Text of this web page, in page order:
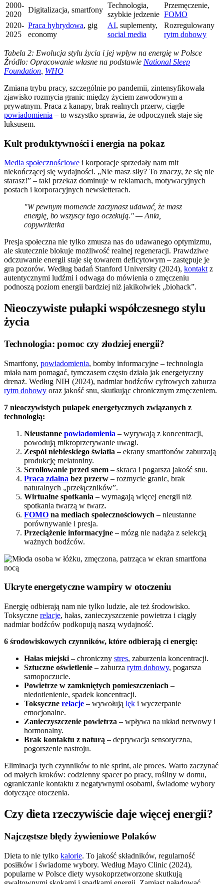
2000-
2020
Digitalizacja, smartfony
Technologia,
szybkie jedzenie
Przemęczenie,
FOMO
2020-
2025
Praca hybrydowa, gig
economy
AI, suplementy,
social media
Rozregulowany
rytm dobowy
Tabela 2: Ewolucja stylu życia i jej wpływ na energię w Polsce
Źródło: Opracowanie własne na podstawie National Sleep
Foundation WHO
Zmiana trybu pracy, szczególnie po pandemii, zintensyfikowała
zjawisko rozmycia granic między życiem zawodowym a
prywatnym. Praca z kanapy, brak realnych przerw, ciągłe
powiadomienia – to wszystko sprawia, że odpoczynek staje się
luksusem.
Kult produktywności i energia na pokaz
Media społecznościowe i korporacje sprzedały nam mit
niekończącej się wydajności. „Nie masz siły? To znaczy, że się nie
starasz!” – taki przekaz dominuje w reklamach, motywacyjnych
postach i korporacyjnych newsletterach.
"W pewnym momencie zaczynasz udawać, że masz
energię, bo wszyscy tego oczekują." — Ania,
copywriterka
Presja społeczna nie tylko zmusza nas do udawanego optymizmu,
ale skutecznie blokuje możliwość realnej regeneracji. Prawdziwe
odczuwanie energii staje się towarem deficytowym – zastępuje je
gra pozorów. Według badań Stanford University (2024), kontakt z
autentycznymi ludźmi i odwaga do mówienia o zmęczeniu
podnoszą poziom energii bardziej niż jakikolwiek „biohack”.
Nieoczywiste pułapki współczesnego stylu
życia
Technologia: pomoc czy złodziej energii?
Smartfony, powiadomienia, bomby informacyjne – technologia
miała nam pomagać, tymczasem często działa jak energetyczny
drenaż. Według NIH (2024), nadmiar bodźców cyfrowych zaburza
rytm dobowy oraz jakość snu, skutkując chronicznym zmęczeniem.
7 nieoczywistych pułapek energetycznych związanych z
technologią:
Nieustanne powiadomienia – wyrywają z koncentracji,
powodują mikroprzerywanie uwagi.
Zespół niebieskiego światła – ekrany smartfonów zaburzają
produkcję melatoniny.
Scrollowanie przed snem – skraca i pogarsza jakość snu.
Praca zdalna bez przerw – rozmycie granic, brak
naturalnych „przełączników”.
Wirtualne spotkania – wymagają więcej energii niż
spotkania twarzą w twarz.
FOMO na mediach społecznościowych – nieustanne
porównywanie i presja.
Przeciążenie informacyjne – mózg nie nadąża z selekcją
ważnych bodźców.
Ukryte energetyczne wampiry w otoczeniu
Energię odbierają nam nie tylko ludzie, ale też środowisko.
Toksyczne relacje, hałas, zanieczyszczenie powietrza i ciągły
nadmiar bodźców podkopują naszą wydajność.
6 środowiskowych czynników, które odbierają ci energię:
Hałas miejski – chroniczny stres, zaburzenia koncentracji.
Sztuczne oświetlenie – zaburza rytm dobowy, pogarsza
samopoczucie.
Powietrze w zamkniętych pomieszczeniach –
niedotlenienie, spadek koncentracji.
Toksyczne relacje – wywołują lęk i wyczerpanie
emocjonalne.
Zanieczyszczenie powietrza – wpływa na układ nerwowy i
hormonalny.
Brak kontaktu z naturą – deprywacja sensoryczna,
pogorszenie nastroju.
Eliminacja tych czynników to nie sprint, ale proces. Warto zaczynać
od małych kroków: codzienny spacer po pracy, rośliny w domu,
ograniczanie kontaktu z negatywnymi osobami, świadome wybory
dotyczące otoczenia.
Czy dieta rzeczywiście daje więcej energii?
Najczęstsze błędy żywieniowe Polaków
Dieta to nie tylko kalorie. To jakość składników, regularność
posiłków i świadome wybory. Według Mayo Clinic (2024),
popularne w Polsce diety wysokoprzetworzone skutkują